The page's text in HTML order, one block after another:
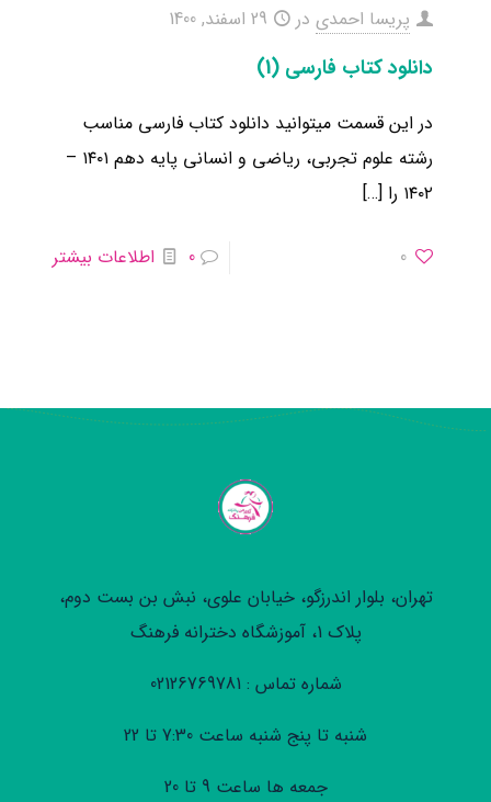
پریسا احمدی در 29 اسفند, 1400
دانلود کتاب فارسی (1)
در این قسمت میتوانید دانلود کتاب فارسی مناسب
رشته علوم تجربی، ریاضی و انسانی ​پایه دهم ۱۴۰۱ –
۱۴۰۲ را
[…]
0
0 اطلاعات بیشتر
تهران، بلوار اندرزگو، خیابان علوی، نبش بن بست دوم،
پلاک 1، آموزشگاه دخترانه فرهنگ
شماره تماس : 02126769781
شنبه تا پنج شنبه ساعت 7:30 تا 22
جمعه ها ساعت 9 تا 20